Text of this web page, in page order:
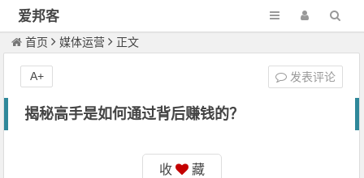
爱邦客
首页 媒体运营 正文
揭秘高手是如何通过背后赚钱的？
发表评论
A+
收 藏